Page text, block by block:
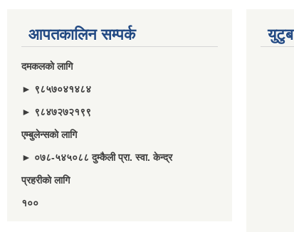
आपतकालिन सम्पर्क
दमकलकाे लागि
► ९८५७०४१४८४
► ९८४७२७२१९९
एम्बुलेन्सकाे लागि
► ०७८-५४५०८८ दुम्कैली प्रा. स्वा. केन्द्र
प्रहरीकाे लागि
१००
युटुब